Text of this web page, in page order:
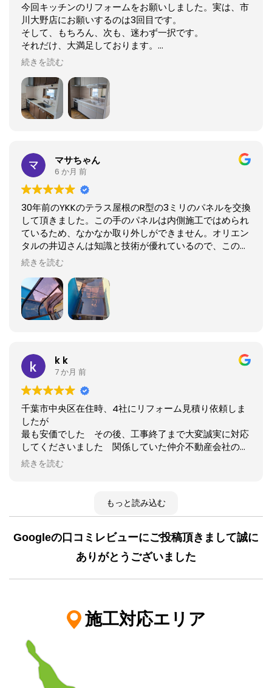
今回キッチンのリフォームをお願いしました。実は、市
川大野店にお願いするのは3回目です。
そして、もちろん、次も、迷わず一択です。
それだけ、大満足しております。
仕上がりはもちろんですが、職人さんも含めた、常にお
客様目線での提案、丁寧なご対応は、本当にいい素晴ら
しいと思います。
家の構造上、困難な施工が多く、ご苦労をおかけします
根来さん、次も、よろしくお願いしますね！
続きを読む
マサちゃん
6 か月 前
30年前のYKKのテラス屋根のR型の3ミリのパネルを交換
して頂きました。この手のパネルは内側施工ではめられ
ているため、なかなか取り外しができません。オリエン
タルの井辺さんは知識と技術が優れているので、このよ
うな大変な作業も難なくこなしてくださいました。千
葉、東京東部のYKKのパネルを交換したい方は、諦めな
いでください。オリエンタルホームサービスに依頼して
みましょう。
続きを読む
k k
7 か月 前
千葉市中央区在住時、4社にリフォーム見積り依頼しま
したが
最も安価でした その後、工事終了まで大変誠実に対応
してくださいました 関係していた仲介不動産会社の販
売員もオリエンタルさんは安価で工事も素晴らしいと影
ながらほめていました
続きを読む
もっと読み込む
Googleの口コミレビューにご投稿頂きまして誠に
ありがとうございました
施工対応エリア